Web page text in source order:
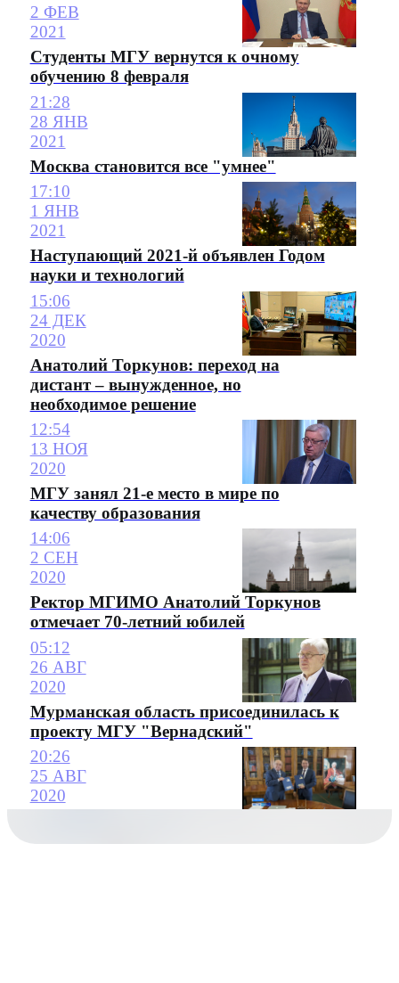
2 ФЕВ
2021
Студенты МГУ вернутся к очному
обучению 8 февраля
21:28
28 ЯНВ
2021
Москва становится все "умнее"
17:10
1 ЯНВ
2021
Наступающий 2021-й объявлен Годом
науки и технологий
15:06
24 ДЕК
2020
Анатолий Торкунов: переход на
дистант – вынужденное, но
необходимое решение
12:54
13 НОЯ
2020
МГУ занял 21-е место в мире по
качеству образования
14:06
2 СЕН
2020
Ректор МГИМО Анатолий Торкунов
отмечает 70-летний юбилей
05:12
26 АВГ
2020
Мурманская область присоединилась к
проекту МГУ "Вернадский"
20:26
25 АВГ
2020